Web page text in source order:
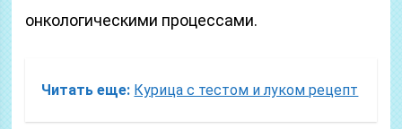
онкологическими процессами.
Читать еще: Курица с тестом и луком рецепт